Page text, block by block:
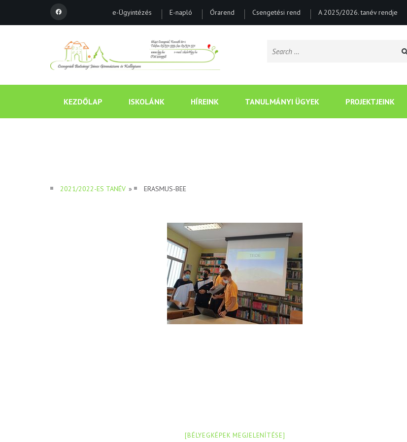
e-Ügyintézés E-napló Órarend Csengetési rend A 2025/2026. tanév rendje
Search
KEZDŐLAP ISKOLÁNK HÍREINK TANULMÁNYI ÜGYEK PROJEKTJEINK
2021/2022-ES TANÉV » ERASMUS-BEE
[BÉLYEGKÉPEK MEGJELENÍTÉSE]